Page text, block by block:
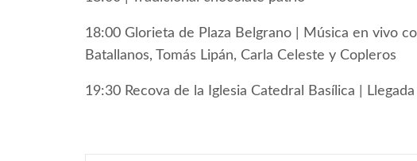
18:00 Glorieta de Plaza Belgrano | Música en vivo
Batallanos, Tomás Lipán, Carla Celeste y Copleros
19:30 Recova de la Iglesia Catedral Basílica |